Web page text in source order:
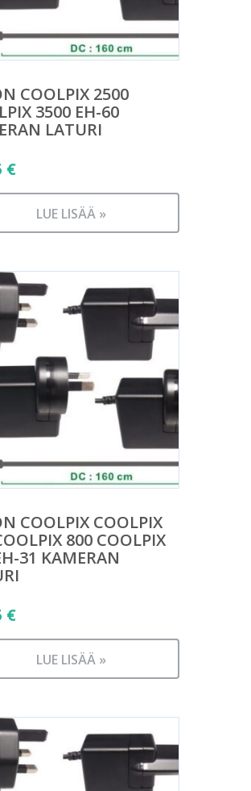
COOLPIX 2500
3500 EH-60
LATURI
€
LUE LISÄÄ »
COOLPIX COOLPIX
800 COOLPIX
31 KAMERAN
€
LUE LISÄÄ »